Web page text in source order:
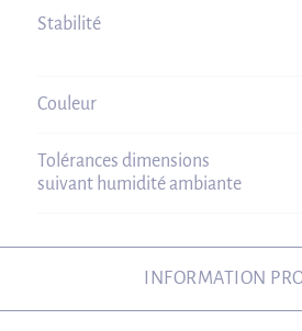
Stabilité
Couleur
Tolérances dimensions
suivant humidité ambiante
INFORMATION